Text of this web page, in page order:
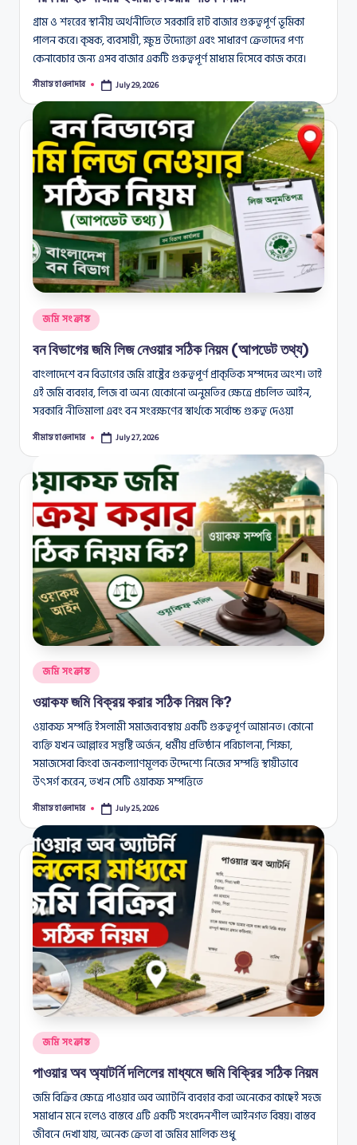
গ্রাম ও শহরের স্থানীয় অর্থনীতিতে সরকারি হাট বাজার গুরুত্বপূর্ণ ভূমিকা
পালন করে। কৃষক, ব্যবসায়ী, ক্ষুদ্র উদ্যোক্তা এবং সাধারণ ক্রেতাদের পণ্য
কেনাবেচার জন্য এসব বাজার একটি গুরুত্বপূর্ণ মাধ্যম হিসেবে কাজ করে।
Posted
সীমান্ত হাওলাদার July 29, 2026
Posted
in
জমি সংক্রান্ত
বন বিভাগের জমি লিজ নেওয়ার সঠিক নিয়ম (আপডেট তথ্য)
বাংলাদেশে বন বিভাগের জমি রাষ্ট্রের গুরুত্বপূর্ণ প্রাকৃতিক সম্পদের অংশ। তাই
এই জমি ব্যবহার, লিজ বা অন্য যেকোনো অনুমতির ক্ষেত্রে প্রচলিত আইন,
সরকারি নীতিমালা এবং বন সংরক্ষণের স্বার্থকে সর্বোচ্চ গুরুত্ব দেওয়া
Posted
সীমান্ত হাওলাদার July 27, 2026
Posted
in
জমি সংক্রান্ত
ওয়াকফ জমি বিক্রয় করার সঠিক নিয়ম কি?
ওয়াকফ সম্পত্তি ইসলামী সমাজব্যবস্থায় একটি গুরুত্বপূর্ণ আমানত। কোনো
ব্যক্তি যখন আল্লাহর সন্তুষ্টি অর্জন, ধর্মীয় প্রতিষ্ঠান পরিচালনা, শিক্ষা,
সমাজসেবা কিংবা জনকল্যাণমূলক উদ্দেশ্যে নিজের সম্পত্তি স্থায়ীভাবে
উৎসর্গ করেন, তখন সেটি ওয়াকফ সম্পত্তিতে
Posted
সীমান্ত হাওলাদার July 25, 2026
Posted
in
জমি সংক্রান্ত
পাওয়ার অব অ্যাটর্নি দলিলের মাধ্যমে জমি বিক্রির সঠিক নিয়ম
জমি বিক্রির ক্ষেত্রে পাওয়ার অব অ্যাটর্নি ব্যবহার করা অনেকের কাছেই সহজ
সমাধান মনে হলেও বাস্তবে এটি একটি সংবেদনশীল আইনগত বিষয়। বাস্তব
জীবনে দেখা যায়, অনেক ক্রেতা বা জমির মালিক শুধু